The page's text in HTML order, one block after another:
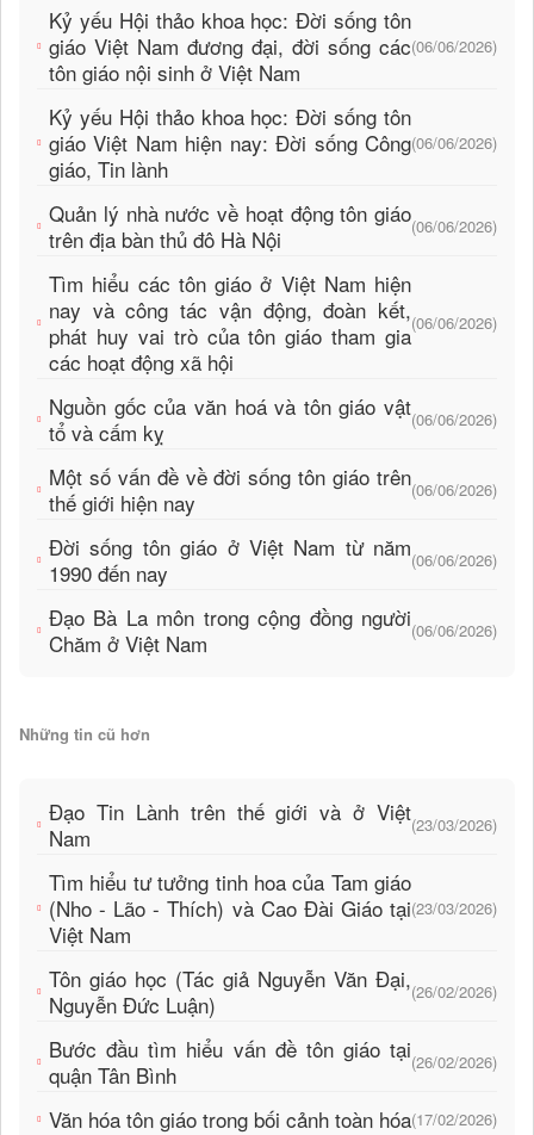
Kỷ yếu Hội thảo khoa học: Đời sống tôn
giáo Việt Nam đương đại, đời sống các
tôn giáo nội sinh ở Việt Nam
(06/06/2026)
Kỷ yếu Hội thảo khoa học: Đời sống tôn
giáo Việt Nam hiện nay: Đời sống Công
giáo, Tin lành
(06/06/2026)
Quản lý nhà nước về hoạt động tôn giáo
trên địa bàn thủ đô Hà Nội
(06/06/2026)
Tìm hiểu các tôn giáo ở Việt Nam hiện
nay và công tác vận động, đoàn kết,
phát huy vai trò của tôn giáo tham gia
các hoạt động xã hội
(06/06/2026)
Nguồn gốc của văn hoá và tôn giáo vật
tổ và cấm kỵ
(06/06/2026)
Một số vấn đề về đời sống tôn giáo trên
thế giới hiện nay
(06/06/2026)
Đời sống tôn giáo ở Việt Nam từ năm
1990 đến nay
(06/06/2026)
Đạo Bà La môn trong cộng đồng người
Chăm ở Việt Nam
(06/06/2026)
Những tin cũ hơn
Đạo Tin Lành trên thế giới và ở Việt
Nam
(23/03/2026)
Tìm hiểu tư tưởng tinh hoa của Tam giáo
(Nho - Lão - Thích) và Cao Đài Giáo tại
Việt Nam
(23/03/2026)
Tôn giáo học (Tác giả Nguyễn Văn Đại,
Nguyễn Đức Luận)
(26/02/2026)
Bước đầu tìm hiểu vấn đề tôn giáo tại
quận Tân Bình
(26/02/2026)
Văn hóa tôn giáo trong bối cảnh toàn hóa(17/02/2026)